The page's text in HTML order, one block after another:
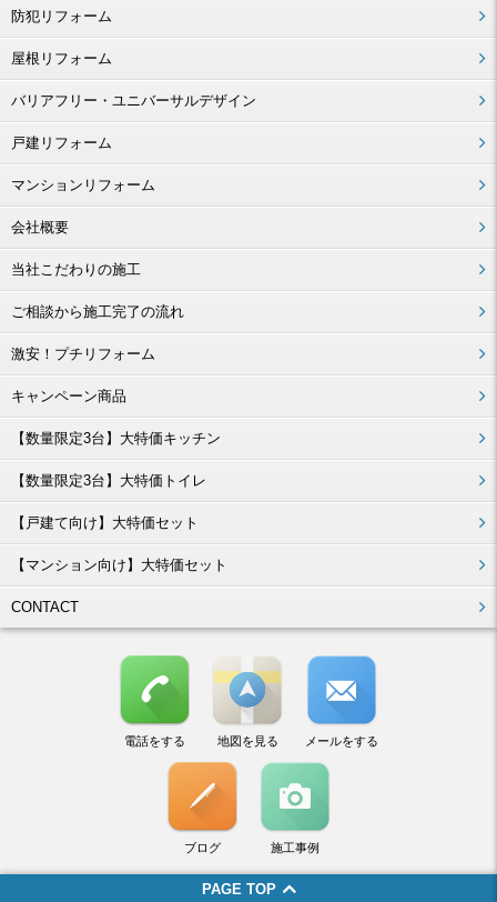
防犯リフォーム
屋根リフォーム
バリアフリー・ユニバーサルデザイン
戸建リフォーム
マンションリフォーム
会社概要
当社こだわりの施工
ご相談から施工完了の流れ
激安！プチリフォーム
キャンペーン商品
【数量限定3台】大特価キッチン
【数量限定3台】大特価トイレ
【戸建て向け】大特価セット
【マンション向け】大特価セット
CONTACT
電話をする 地図を見る メールをする
ブログ 施工事例
PAGE TOP